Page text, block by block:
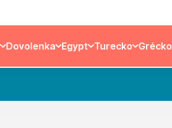
Dovolenka Egypt Turecko Grécko